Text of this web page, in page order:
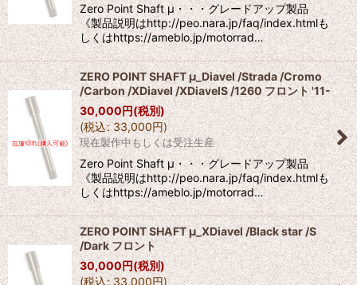
Zero Point Shaft μ・・・グレードアップ製品
《製品説明はhttp://peo.nara.jp/faq/index.htmlも
しくはhttps://ameblo.jp/motorrad…
ZERO POINT SHAFT μ_Diavel /Strada /Cromo
/Carbon /XDiavel /XDiavelS /1260 フロント '11-
30,000円(税別)
(税込: 33,000円)
現在製作中もしくは受注生産
Zero Point Shaft μ・・・グレードアップ製品
《製品説明はhttp://peo.nara.jp/faq/index.htmlも
しくはhttps://ameblo.jp/motorrad…
ZERO POINT SHAFT μ_XDiavel /Black star /S
/Dark フロント
30,000円(税別)
(税込: 33,000円)